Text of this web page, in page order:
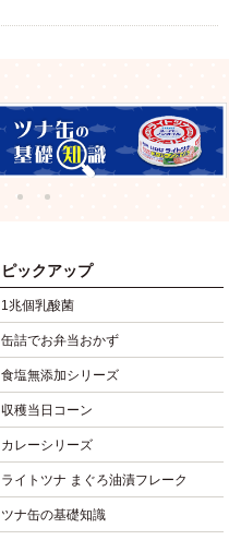
ピックアップ
1兆個乳酸菌
缶詰でお弁当おかず
食塩無添加シリーズ
収穫当日コーン
カレーシリーズ
ライトツナ まぐろ油漬フレーク
ツナ缶の基礎知識